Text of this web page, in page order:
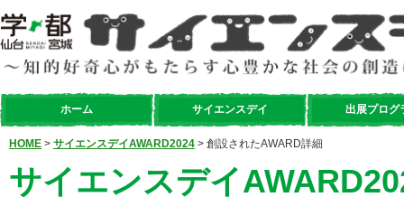
ホーム サイエンスデイ 出展プログ
HOME > サイエンスデイAWARD2024 > 創設されたAWARD詳細
サイエンスデイ